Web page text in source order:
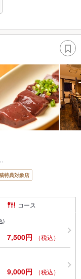
特典対象店
コース
)
7,500円 （税込）
9,000円 （税込）